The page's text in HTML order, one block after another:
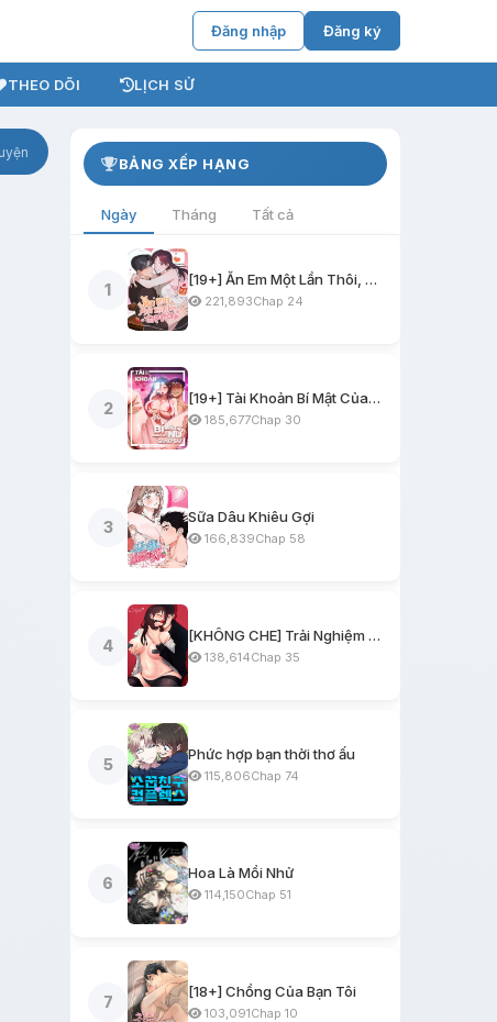
Đăng nhập Đăng ký
THEO DÕI LỊCH SỬ
BẢNG XẾP HẠNG
Ngày Tháng Tất cả
1
[19+] Ăn Em Một Lần Thôi, Oppa
221,893Chap 24
2
[19+] Tài Khoản Bí Mật Của Nữ Giáo Sư
185,677Chap 30
3
Sữa Dâu Khiêu Gợi
166,839Chap 58
4
[KHÔNG CHE] Trải Nghiệm Một Ngày Workshop BDSM
138,614Chap 35
5
Phức hợp bạn thời thơ ấu
115,806Chap 74
6
Hoa Là Mồi Nhử
114,150Chap 51
7
[18+] Chồng Của Bạn Tôi
103,091Chap 10